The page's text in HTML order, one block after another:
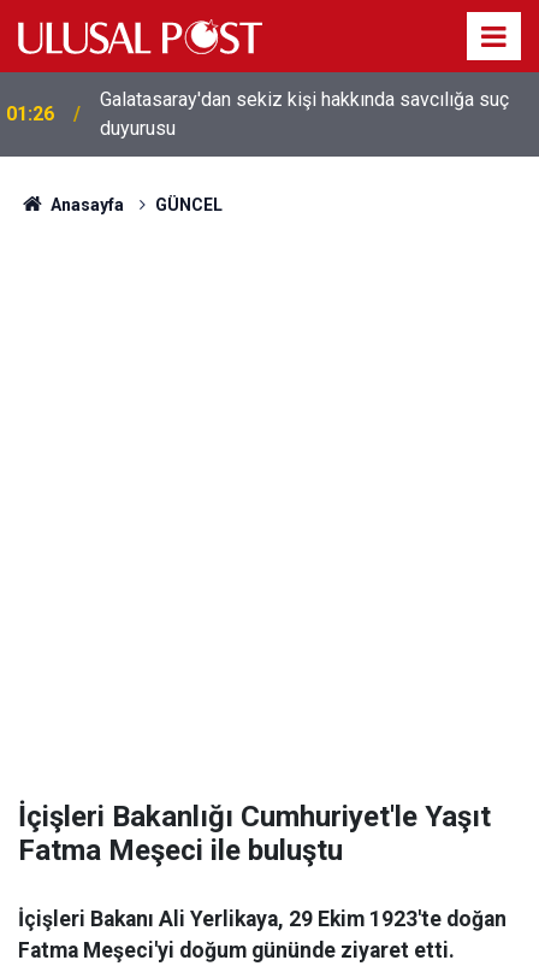
01:26
Galatasaray'dan sekiz kişi hakkında savcılığa suç
duyurusu
Anasayfa GÜNCEL
İçişleri Bakanlığı Cumhuriyet'le Yaşıt
Fatma Meşeci ile buluştu
İçişleri Bakanı Ali Yerlikaya, 29 Ekim 1923'te doğan
Fatma Meşeci'yi doğum gününde ziyaret etti.